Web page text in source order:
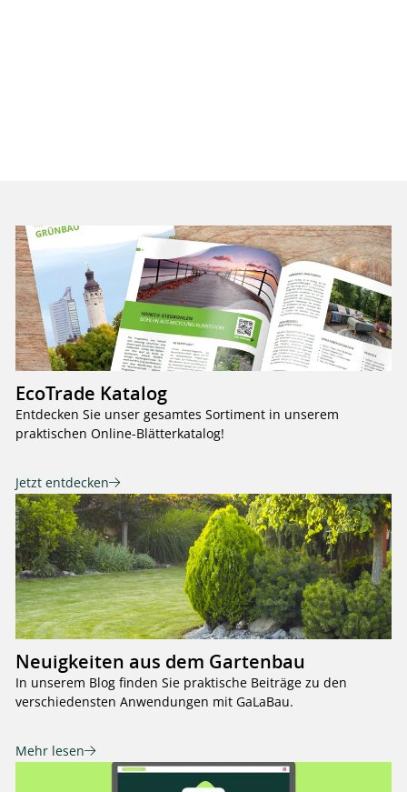
EcoTrade Katalog
Entdecken Sie unser gesamtes Sortiment in unserem
praktischen Online-Blätterkatalog!
Jetzt entdecken
Neuigkeiten aus dem Gartenbau
In unserem Blog finden Sie praktische Beiträge zu den
verschiedensten Anwendungen mit GaLaBau.
Mehr lesen